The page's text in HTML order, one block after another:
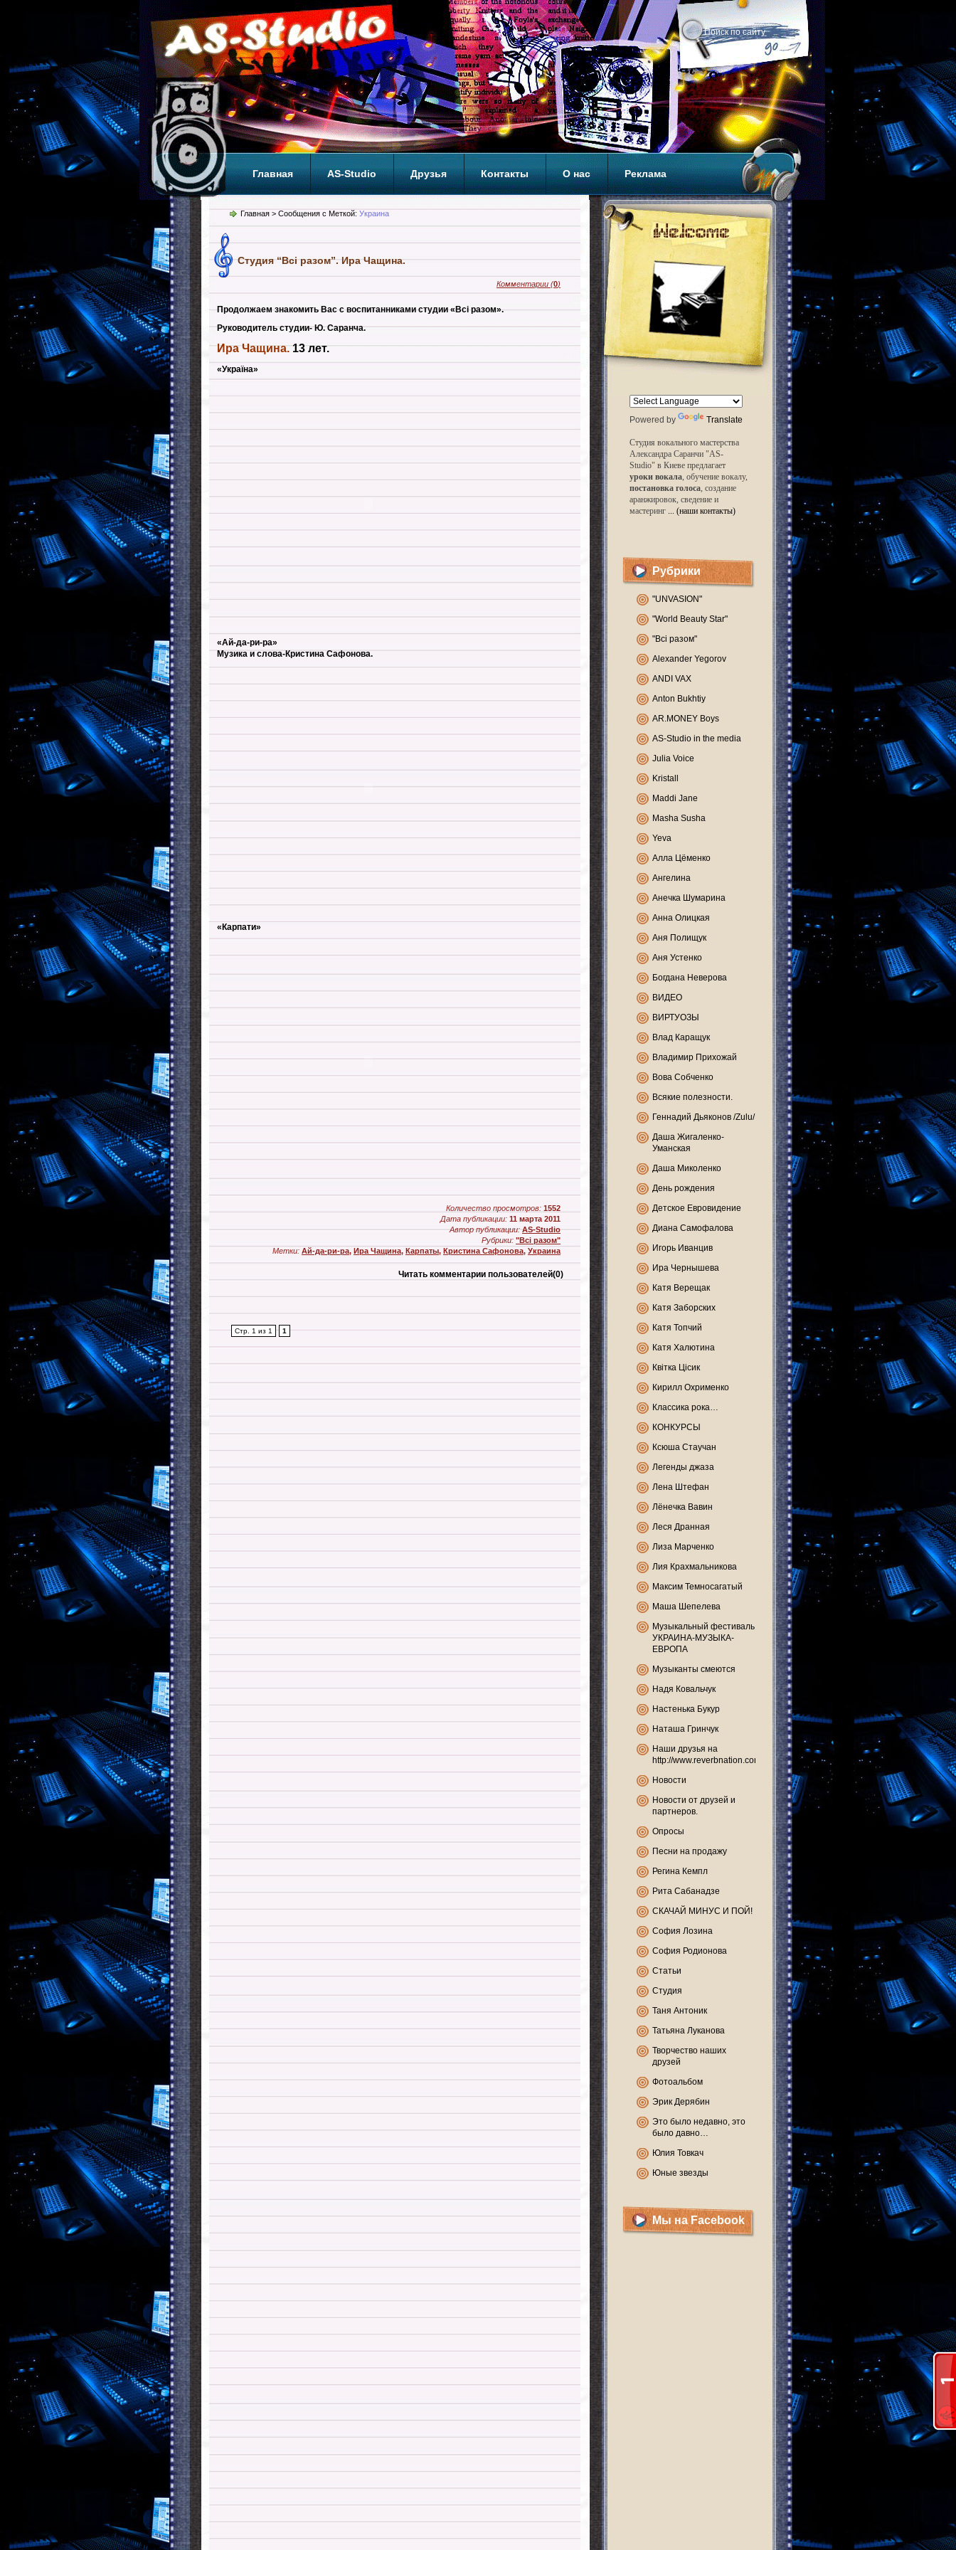
Главная AS-Studio Друзья Контакты О нас Реклама
Теги ТОП
Powered by Translate
Студия вокального мастерства
Александра Саранчи "AS-
Studio" в Киеве предлагает
уроки вокала, обучение вокалу,
постановка голоса, создание
аранжировок, сведение и
мастеринг ... (наши контакты)
Рубрики
"UNVASION"
"World Beauty Star"
"Всі разом"
Alexander Yegorov
ANDI VAX
Anton Bukhtiy
AR.MONEY Boys
AS-Studio in the media
Julia Voice
Kristall
Maddi Jane
Masha Susha
Yeva
Алла Цёменко
Ангелина
Анечка Шумарина
Анна Олицкая
Аня Полищук
Аня Устенко
Богдана Неверова
ВИДЕО
ВИРТУОЗЫ
Влад Каращук
Владимир Прихожай
Вова Собченко
Всякие полезности.
Геннадий Дьяконов /Zulu/
Даша Жигаленко-
Уманская
Даша Миколенко
День рождения
Детское Евровидение
Диана Самофалова
Игорь Иванцив
Ира Чернышева
Катя Верещак
Катя Заборских
Катя Топчий
Катя Халютина
Квітка Цісик
Кирилл Охрименко
Классика рока…
КОНКУРСЫ
Ксюша Стаучан
Легенды джаза
Лена Штефан
Лёнечка Вавин
Леся Дранная
Лиза Марченко
Лия Крахмальникова
Максим Темносагатый
Маша Шепелева
Музыкальный фестиваль
УКРАИНА-МУЗЫКА-
ЕВРОПА
Музыканты смеются
Надя Ковальчук
Настенька Букур
Наташа Гринчук
Наши друзья на
http://www.reverbnation.com
Новости
Новости от друзей и
партнеров.
Опросы
Песни на продажу
Регина Кемпл
Рита Сабанадзе
СКАЧАЙ МИНУС И ПОЙ!
София Лозина
София Родионова
Статьи
Студия
Таня Антоник
Татьяна Луканова
Творчество наших
друзей
Фотоальбом
Эрик Дерябин
Это было недавно, это
было давно…
Юлия Товкач
Юные звезды
Мы на Facebook
Главная > Сообщения с Меткой: Украина
Студия “Всі разом”. Ира Чащина.
Комментарии (0)
Продолжаем знакомить Вас с воспитанниками студии «Всі разом».
Руководитель студии- Ю. Саранча.
Ира Чащина.13 лет.
«Україна»
«Ай-да-ри-ра»
Музика и слова-Кристина Сафонова.
«Карпати»
Количество просмотров: 1552
Дата публикации: 11 марта 2011
Автор публикации: AS-Studio
Рубрики: "Всі разом"
Метки: Ай-да-ри-ра, Ира Чащина, Карпаты, Кристина Сафонова, Украина
Читать комментарии пользователей(0)
Стр. 1 из 1 1